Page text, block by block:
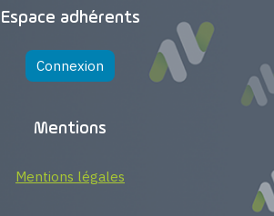
Espace adhérents
Connexion
Mentions
Mentions légales